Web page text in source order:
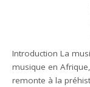
Introduction La
musique en
remonte à la